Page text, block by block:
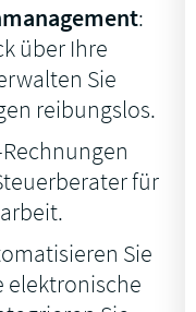
:
über Ihre
Sie
reibungslos.
Rechnungen
für
Sie
elektronische